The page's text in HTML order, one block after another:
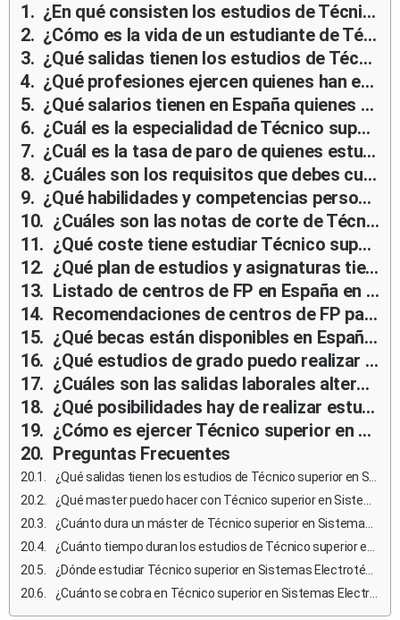
¿En qué consisten los estudios de Técnico superior en Sistemas Electrotécnicos y Automatizados?
¿Cómo es la vida de un estudiante de Técnico superior en Sistemas Electrotécnicos y Automatizados y qué retos enfrentan?
¿Qué salidas tienen los estudios de Técnico superior en Sistemas Electrotécnicos y Automatizados?
¿Qué profesiones ejercen quienes han estudiado Técnico superior en Sistemas Electrotécnicos y Automatizados?
¿Qué salarios tienen en España quienes han estudiado Técnico superior en Sistemas Electrotécnicos y Automatizados?
¿Cuál es la especialidad de Técnico superior en Sistemas Electrotécnicos y Automatizados mejor pagada?
¿Cuál es la tasa de paro de quienes estudian Técnico superior en Sistemas Electrotécnicos y Automatizados?
¿Cuáles son los requisitos que debes cumplir para estudiar Técnico superior en Sistemas Electrotécnicos y Automatizados en España?
¿Qué habilidades y competencias personales son importantes para estudiar y ejercer Técnico superior en Sistemas Electrotécnicos y Automatizados?
¿Cuáles son las notas de corte de Técnico superior en Sistemas Electrotécnicos y Automatizados en España?
¿Qué coste tiene estudiar Técnico superior en Sistemas Electrotécnicos y Automatizados?
¿Qué plan de estudios y asignaturas tienen los estudios de Técnico superior en Sistemas Electrotécnicos y Automatizados en España?
Listado de centros de FP en España en donde estudiar Técnico superior en Sistemas Electrotécnicos y Automatizados
Recomendaciones de centros de FP para estudiar Técnico superior en Sistemas Electrotécnicos y Automatizados
¿Qué becas están disponibles en España para estudiar Técnico superior en Sistemas Electrotécnicos y Automatizados?
¿Qué estudios de grado puedo realizar tras el ciclo superior?
¿Cuáles son las salidas laborales alternativas para un profesional de Técnico superior en Sistemas Electrotécnicos y Automatizados que no desea ejercer?
¿Qué posibilidades hay de realizar estudios en el extranjero durante los estudios de Técnico superior en Sistemas Electrotécnicos y Automatizados?
¿Cómo es ejercer Técnico superior en Sistemas Electrotécnicos y Automatizados en el extranjero?
Preguntas Frecuentes
¿Qué salidas tienen los estudios de Técnico superior en Sistemas Electrotécnicos y Automatizados?
¿Qué master puedo hacer con Técnico superior en Sistemas Electrotécnicos y Automatizados?
¿Cuánto dura un máster de Técnico superior en Sistemas Electrotécnicos y Automatizados en España?
¿Cuánto tiempo duran los estudios de Técnico superior en Sistemas Electrotécnicos y Automatizados?
¿Dónde estudiar Técnico superior en Sistemas Electrotécnicos y Automatizados en España pública?
¿Cuánto se cobra en Técnico superior en Sistemas Electrotécnicos y Automatizados en España?